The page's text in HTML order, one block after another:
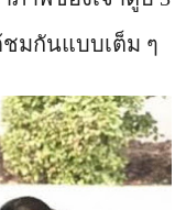
มกันแบบเต็ม ๆ